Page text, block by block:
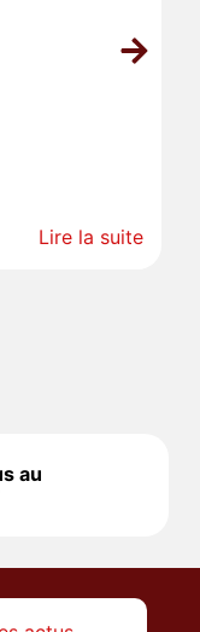
Lire la suite
au